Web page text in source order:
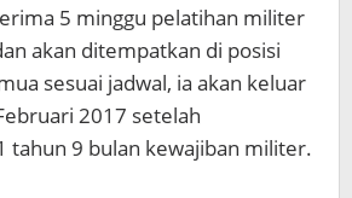
5 minggu pelatihan militer
akan ditempatkan di posisi
sesuai jadwal, ia akan keluar
2017 setelah
tahun 9 bulan kewajiban militer.